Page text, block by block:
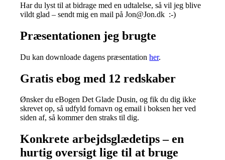
Har du lyst til at bidrage med en udtalelse, så vil jeg blive
vildt glad – sendt mig en mail på Jon@Jon.dk :-)
Præsentationen jeg brugte
Du kan downloade dagens præsentationher.
Gratis ebog med 12 redskaber
Ønsker du eBogen Det Glade Dusin, og fik du dig ikke
skrevet op, så udfyld fornavn og email i boksen her ved
siden af, så kommer den straks til dig.
Konkrete arbejdsglædetips – en
hurtig oversigt lige til at bruge